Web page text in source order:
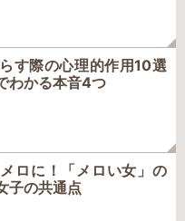
す際の心理的作用10選
わかる本音4つ
ロに！「メロい女」の
子の共通点